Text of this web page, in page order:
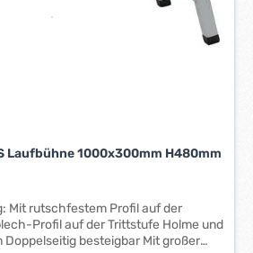
Laufbühne 1000x300mm H480mm
Profil auf der Trittstufe Holme und
Doppelseitig besteigbar Mit großer